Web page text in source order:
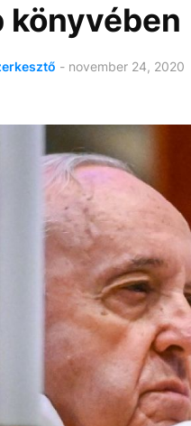
könyvében
- november 24, 2020